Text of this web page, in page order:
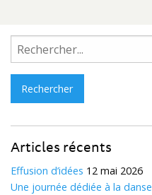
Rechercher :
Articles récents
Effusion d’idées 12 mai 2026
Une journée dédiée à la danse